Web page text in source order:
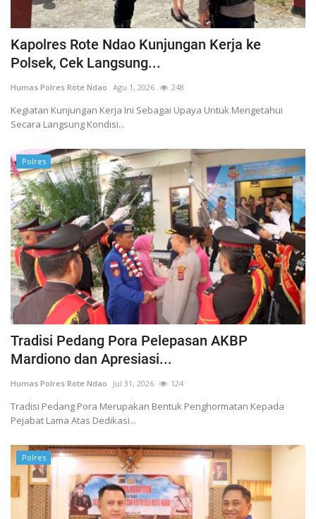
Kapolres Rote Ndao Kunjungan Kerja ke
Polsek, Cek Langsung...
Humas Polres Rote Ndao Agu 1, 2026 248
Kegiatan Kunjungan Kerja Ini Sebagai Upaya Untuk Mengetahui
Secara Langsung Kondisi...
Polres
Tradisi Pedang Pora Pelepasan AKBP
Mardiono dan Apresiasi...
Humas Polres Rote Ndao Jul 31, 2026 124
Tradisi Pedang Pora Merupakan Bentuk Penghormatan Kepada
Pejabat Lama Atas Dedikasi...
Polres